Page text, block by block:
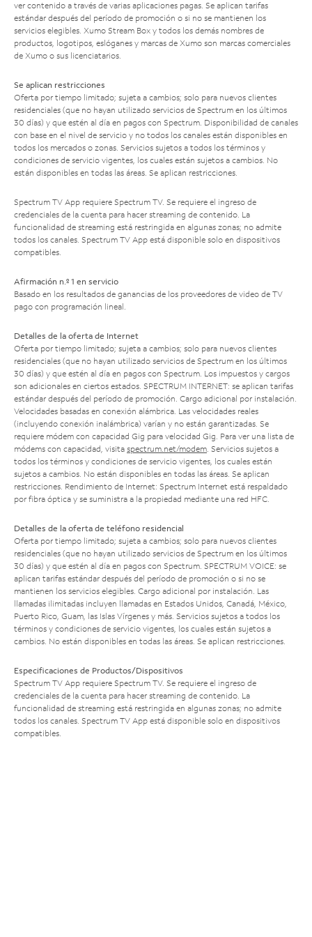
ver contenido a través de varias aplicaciones pagas. Se aplican tarifas
estándar después del período de promoción o si no se mantienen los
servicios elegibles. Xumo Stream Box y todos los demás nombres de
productos, logotipos, eslóganes y marcas de Xumo son marcas comerciales
de Xumo o sus licenciatarios.
Se aplican restricciones
Oferta por tiempo limitado; sujeta a cambios; solo para nuevos clientes
residenciales (que no hayan utilizado servicios de Spectrum en los últimos
30 días) y que estén al día en pagos con Spectrum. Disponibilidad de canales
con base en el nivel de servicio y no todos los canales están disponibles en
todos los mercados o zonas. Servicios sujetos a todos los términos y
condiciones de servicio vigentes, los cuales están sujetos a cambios. No
están disponibles en todas las áreas. Se aplican restricciones.
Spectrum TV App requiere Spectrum TV. Se requiere el ingreso de
credenciales de la cuenta para hacer streaming de contenido. La
funcionalidad de streaming está restringida en algunas zonas; no admite
todos los canales. Spectrum TV App está disponible solo en dispositivos
compatibles.
Afirmación n.º 1 en servicio
Basado en los resultados de ganancias de los proveedores de video de TV
pago con programación lineal.
Detalles de la oferta de Internet
Oferta por tiempo limitado; sujeta a cambios; solo para nuevos clientes
residenciales (que no hayan utilizado servicios de Spectrum en los últimos
30 días) y que estén al día en pagos con Spectrum. Los impuestos y cargos
son adicionales en ciertos estados. SPECTRUM INTERNET: se aplican tarifas
estándar después del período de promoción. Cargo adicional por instalación.
Velocidades basadas en conexión alámbrica. Las velocidades reales
(incluyendo conexión inalámbrica) varían y no están garantizadas. Se
requiere módem con capacidad Gig para velocidad Gig. Para ver una lista de
módems con capacidad, visita spectrum.net/modem. Servicios sujetos a
todos los términos y condiciones de servicio vigentes, los cuales están
sujetos a cambios. No están disponibles en todas las áreas. Se aplican
restricciones. Rendimiento de Internet: Spectrum Internet está respaldado
por fibra óptica y se suministra a la propiedad mediante una red HFC.
Detalles de la oferta de teléfono residencial
Oferta por tiempo limitado; sujeta a cambios; solo para nuevos clientes
residenciales (que no hayan utilizado servicios de Spectrum en los últimos
30 días) y que estén al día en pagos con Spectrum. SPECTRUM VOICE: se
aplican tarifas estándar después del período de promoción o si no se
mantienen los servicios elegibles. Cargo adicional por instalación. Las
llamadas ilimitadas incluyen llamadas en Estados Unidos, Canadá, México,
Puerto Rico, Guam, las Islas Vírgenes y más. Servicios sujetos a todos los
términos y condiciones de servicio vigentes, los cuales están sujetos a
cambios. No están disponibles en todas las áreas. Se aplican restricciones.
Especificaciones de Productos/Dispositivos
Spectrum TV App requiere Spectrum TV. Se requiere el ingreso de
credenciales de la cuenta para hacer streaming de contenido. La
funcionalidad de streaming está restringida en algunas zonas; no admite
todos los canales. Spectrum TV App está disponible solo en dispositivos
compatibles.